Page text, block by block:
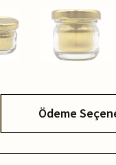
Ödeme